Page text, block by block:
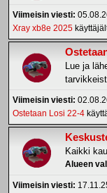
Viimeisin viesti:
Xray xb8e 2025
Lue ja
Viimeisin viesti:
Ostetaan Losi 22-4
Kaikki
Alueen
Viimeisin viesti: